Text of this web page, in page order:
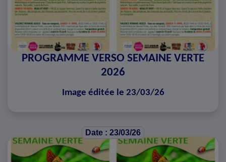
PROGRAMME VERSO SEMAINE VERTE
2026
Image éditée le 23/03/26
Date : 23/03/26